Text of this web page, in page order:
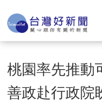
桃園率先推
善政赴行政院